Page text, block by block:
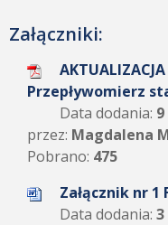
Załączniki:
Przepływomierz
Data dodania:
przez: Magdalena
Pobrano: 475
Załącznik nr
Data dodania: